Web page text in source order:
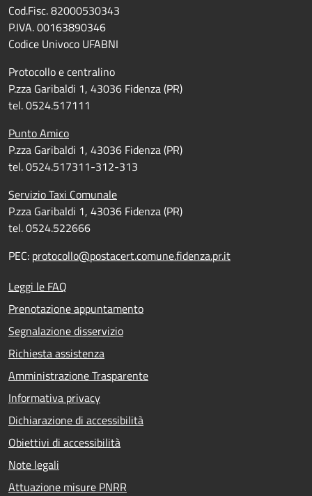
Cod.Fisc. 82000530343
P.IVA. 00163890346
Codice Univoco UFABNI
Protocollo e centralino
P.zza Garibaldi 1, 43036 Fidenza (PR)
tel. 0524.517111
Punto Amico
P.zza Garibaldi 1, 43036 Fidenza (PR)
tel. 0524.517311-312-313
Servizio Taxi Comunale
P.zza Garibaldi 1, 43036 Fidenza (PR)
tel. 0524.522666
PEC: protocollo@postacert.comune.fidenza.pr.it
Leggi le FAQ
Prenotazione appuntamento
Segnalazione disservizio
Richiesta assistenza
Amministrazione Trasparente
Informativa privacy
Dichiarazione di accessibilità
Obiettivi di accessibilità
Note legali
Attuazione misure PNRR